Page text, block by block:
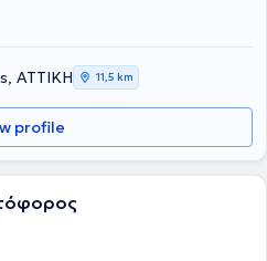
ΑΤΤΙΚΗ 11,5 km
profile